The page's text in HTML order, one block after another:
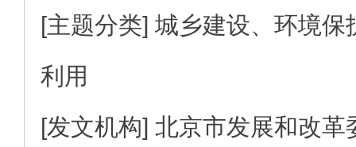
[主题分类] 城乡建设、环境保
利用
[发文机构] 北京市发展和改革